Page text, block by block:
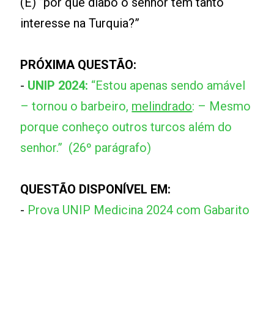
interesse na Turquia?”
PRÓXIMA QUESTÃO:
- UNIP 2024: “Estou apenas sendo amável
– tornou o barbeiro, melindrado: – Mesmo
porque conheço outros turcos além do
senhor.” (26º parágrafo)
QUESTÃO DISPONÍVEL EM:
- Prova UNIP Medicina 2024 com Gabarito